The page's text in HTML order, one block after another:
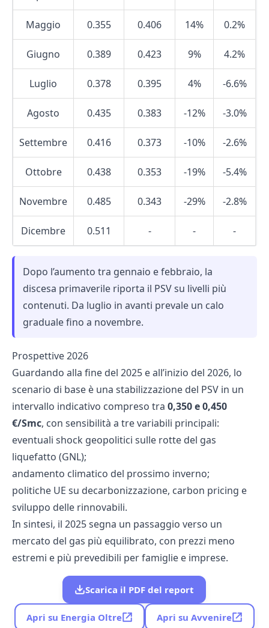
Maggio 0.355 0.406 14% 0.2%
Giugno 0.389 0.423 9% 4.2%
Luglio 0.378 0.395 4% -6.6%
Agosto 0.435 0.383 -12% -3.0%
Settembre 0.416 0.373 -10% -2.6%
Ottobre 0.438 0.353 -19% -5.4%
Novembre 0.485 0.343 -29% -2.8%
Dicembre 0.511 - - -
Dopo l’aumento tra gennaio e febbraio, la
discesa primaverile riporta il PSV su livelli più
contenuti. Da luglio in avanti prevale un calo
graduale fino a novembre.
Prospettive 2026
Guardando alla fine del 2025 e all’inizio del 2026, lo
scenario di base è una stabilizzazione del PSV in un
intervallo indicativo compreso tra 0,350 e 0,450
€/Smc, con sensibilità a tre variabili principali:
eventuali shock geopolitici sulle rotte del gas
liquefatto (GNL);
andamento climatico del prossimo inverno;
politiche UE su decarbonizzazione, carbon pricing e
sviluppo delle rinnovabili.
In sintesi, il 2025 segna un passaggio verso un
mercato del gas più equilibrato, con prezzi meno
estremi e più prevedibili per famiglie e imprese.
Scarica il PDF del report
Apri su Energia Oltre Apri su Avvenire